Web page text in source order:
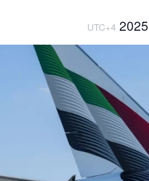
UTC+4